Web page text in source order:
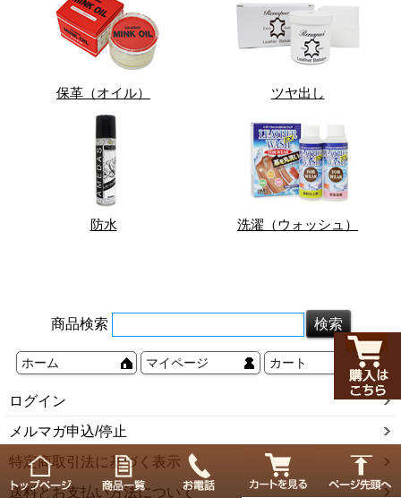
保革（オイル） ツヤ出し
防水 洗濯（ウォッシュ）
商品検索
ホーム マイページ カート
ログイン
メルマガ申込/停止
特定商取引法に基づく表示
送料とお支払い方法について